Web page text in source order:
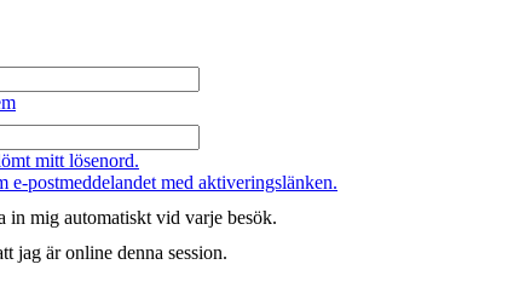
mitt lösenord.
e-postmeddelandet med aktiveringslänken.
in mig automatiskt vid varje besök.
jag är online denna session.